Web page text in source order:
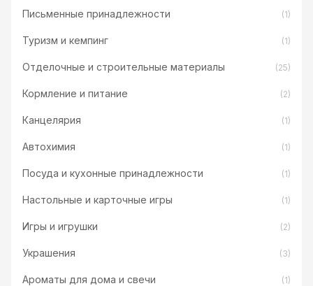
Письменные принадлежности (1)
Туризм и кемпинг (1)
Отделочные и строительные материалы (25)
Кормление и питание (2)
Канцелярия (1)
Автохимия (1)
Посуда и кухонные принадлежности (1)
Настольные и карточные игры (1)
Игры и игрушки (2)
Украшения (3)
Ароматы для дома и свечи (1)